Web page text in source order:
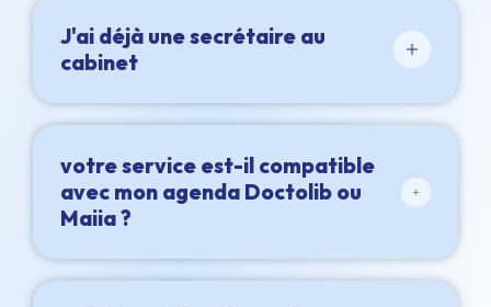
J'ai déjà une secrétaire au
cabinet
votre service est-il compatible
avec mon agenda Doctolib ou
Maiia ?